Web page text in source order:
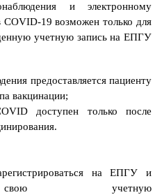
и электронному
COVID-19 возможен только для
учетную запись на ЕПГУ
предоставляется пациенту
вакцинации;
доступен только после
на ЕПГУ и
свою учетную